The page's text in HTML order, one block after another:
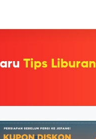
Tips Liburan